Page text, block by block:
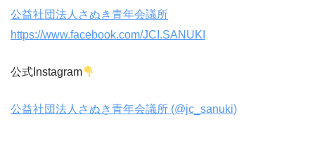
公益社団法人さぬき青年会議所
https://www.facebook.com/JCI.SANUKI
公式Instagram
公益社団法人さぬき青年会議所 (@jc_sanuki)